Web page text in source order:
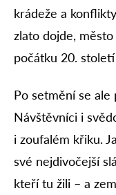
krádeže a
zlato dojde,
počátku 20.
Po setmění se
Návštěvníci i
i zoufalém křiku.
své nejdivočejší
kteří tu žili – a